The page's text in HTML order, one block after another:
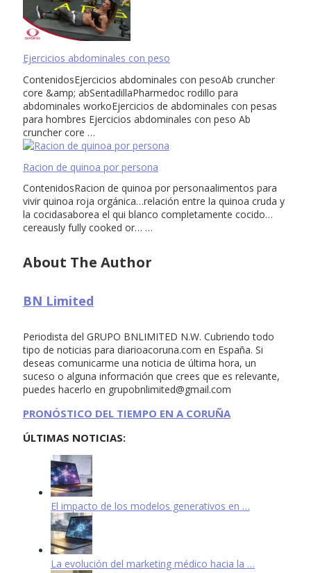
Ejercicios abdominales con peso
ContenidosEjercicios abdominales con pesoAb cruncher
core &amp; abSentadillaPharmedoc rodillo para
abdominales workoEjercicios de abdominales con pesas
para hombres Ejercicios abdominales con peso Ab
cruncher core …
Racion de quinoa por persona
ContenidosRacion de quinoa por personaalimentos para
vivir quinoa roja orgánica…relación entre la quinoa cruda y
la cocidasaborea el qui blanco completamente cocido…
cereausly fully cooked or… …
About The Author
BN Limited
Periodista del GRUPO BNLIMITED N.W. Cubriendo todo
tipo de noticias para diarioacoruna.com en España. Si
deseas comunicarme una noticia de última hora, un
suceso o alguna información que crees que es relevante,
puedes hacerlo en grupobnlimited@gmail.com
PRONÓSTICO DEL TIEMPO EN A CORUÑA
ÚLTIMAS NOTICIAS:
El impacto de los modelos generativos en …
La evolución del marketing médico hacia la …